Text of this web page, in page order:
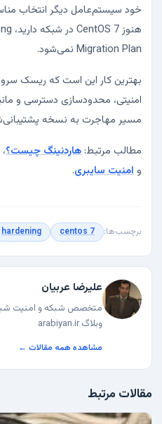
خود سیستم‌عامل دیگر انتخاب
Migration Plan نمی‌شود.
بهترین کار این است که ریسک
امنیتی، محدودسازی دسترسی و
مسیر مهاجرت به نسخه
مطالب مرتبط: هاردنینگ چیست؟،
و امنیت سایبری.
برچسب‌ها: centos 7
hardening
علیرضا عربیان
متخصص شبکه و امنیت
وبلاگ arabiyan.ir
مشاهده همه مقالات ←
مقالات مرتبط